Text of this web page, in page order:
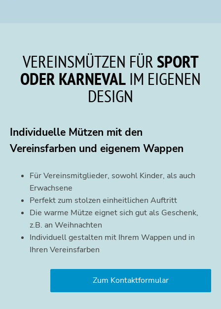
VEREINSMÜTZEN FÜRSPORT
ODER KARNEVALIM EIGENEN
DESIGN
Individuelle Mützen mit den
Vereinsfarben und eigenem Wappen
Für Vereinsmitglieder, sowohl Kinder, als auch
Erwachsene
Perfekt zum stolzen einheitlichen Auftritt
Die warme Mütze eignet sich gut als Geschenk,
z.B. an Weihnachten
Individuell gestalten mit Ihrem Wappen und in
Ihren Vereinsfarben
Zum Kontaktformular